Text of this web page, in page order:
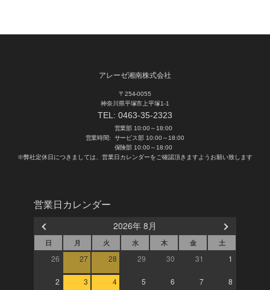
アレーゼ湘南株式会社
〒254-0055
神奈川県平塚市上平塚1-1
TEL:0463-35-2323
営業時間:
営業部 10:00～18:00
サービス部 10:00～18:00
保険部 10:00～18:00
※弊社定休日につきましては、営業日カレンダーをご確認頂きますようお願い致します
営業日カレンダー
2026年 8月
日 月 火 水 木 金 土
26 27 28 29 30 31 1
2 3 4 5 6 7 8